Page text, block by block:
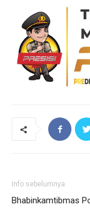
Info sebelumnya
Bhabinkamtibmas